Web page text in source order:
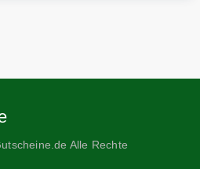
Alle Rechte